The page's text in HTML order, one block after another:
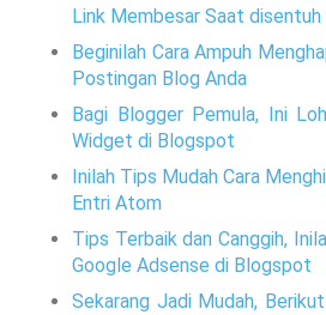
Link Membesar Saat disentuh
Beginilah Cara Ampuh
Postingan Blog Anda
Bagi Blogger Pemula, Ini
Widget di Blogspot
Inilah Tips Mudah Cara
Entri Atom
Tips Terbaik dan Canggih,
Google Adsense di Blogspot
Sekarang Jadi Mudah,